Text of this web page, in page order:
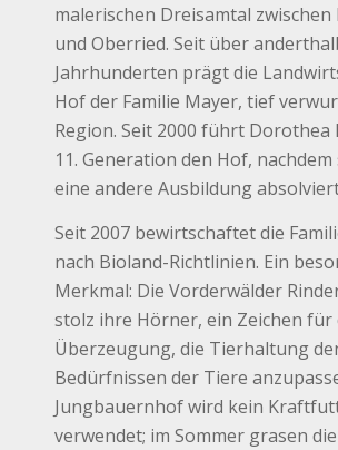
malerischen Dreisamtal
und Oberried. Seit über
Jahrhunderten prägt die
Hof der Familie Mayer, tief
Region. Seit 2000 führt Dorothea
11. Generation den Hof,
eine andere Ausbildung
Seit 2007 bewirtschaftet die
nach Bioland-Richtlinien. Ein
Merkmal: Die Vorderwälder
stolz ihre Hörner, ein Zeichen für
Überzeugung, die Tierhaltung
Bedürfnissen der Tiere
Jungbauernhof wird kein
verwendet; im Sommer grasen